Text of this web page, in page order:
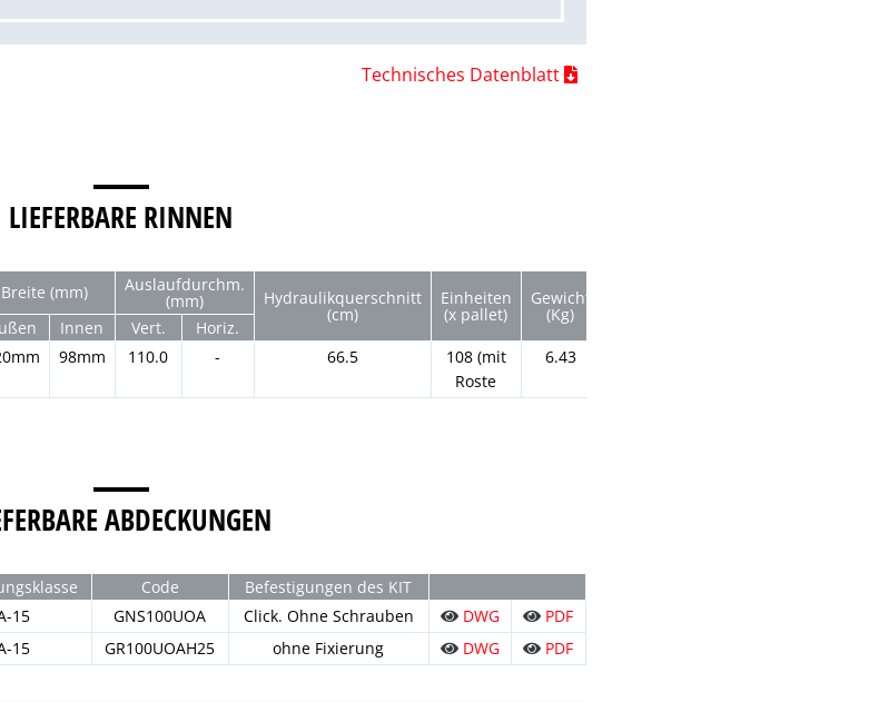
Technisches Datenblatt
LIEFERBARE RINNEN
Breite (mm) Auslaufdurchm.
(mm) Hydraulikquerschnitt
(cm)
Einheiten
(x pallet)
Gewicht
(Kg)
Innen Vert.
Horiz.
98mm 110.0 - 66.5
108 (mit
Roste
6.43
ABDECKUNGEN
Code
Befestigungen des KIT
15 GNS100UOA Click. Ohne Schrauben DWG
PDF
15 GR100UOAH25 ohne Fixierung DWG PDF